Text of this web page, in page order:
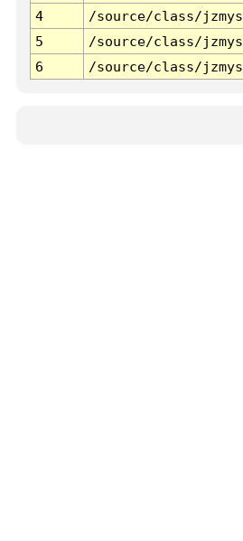
4
/source/class/
5
/source/class/
6
/source/class/